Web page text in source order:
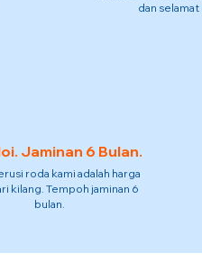
dan
Jaminan 6 Bulan.
roda kami adalah harga
kilang. Tempoh jaminan 6
bulan.